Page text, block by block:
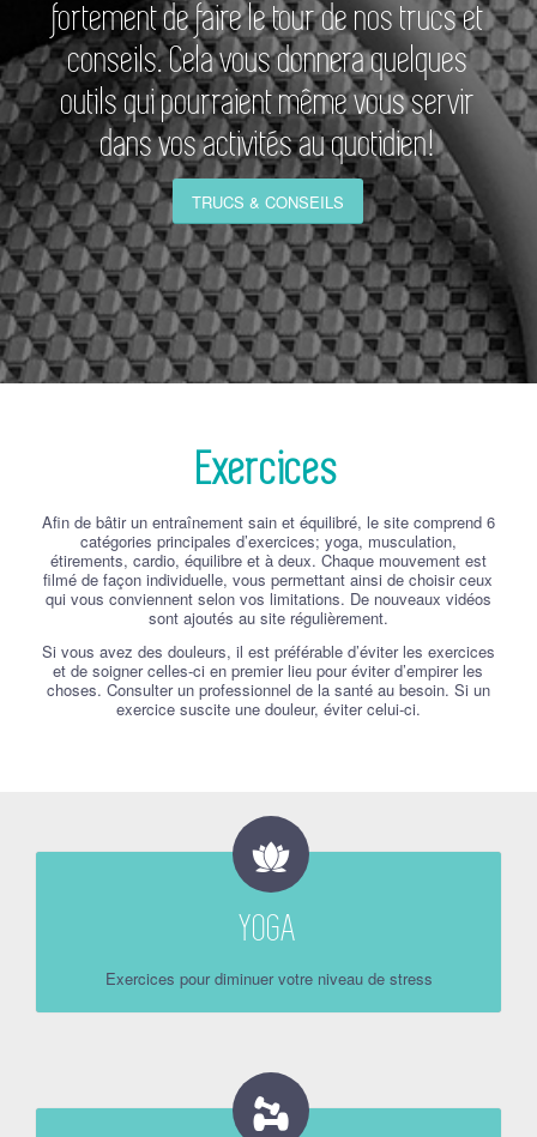
fortement de faire le tour de nos trucs et
conseils. Cela vous donnera quelques
outils qui pourraient même vous servir
dans vos activités au quotidien!
TRUCS & CONSEILS
Exercices
Afin de bâtir un entraînement sain et équilibré, le site comprend 6
catégories principales d’exercices; yoga, musculation,
étirements, cardio, équilibre et à deux. Chaque mouvement est
filmé de façon individuelle, vous permettant ainsi de choisir ceux
qui vous conviennent selon vos limitations. De nouveaux vidéos
sont ajoutés au site régulièrement.
Si vous avez des douleurs, il est préférable d’éviter les exercices
et de soigner celles-ci en premier lieu pour éviter d’empirer les
choses. Consulter un professionnel de la santé au besoin. Si un
exercice suscite une douleur, éviter celui-ci.
YOGA
Exercices pour diminuer votre niveau de stress